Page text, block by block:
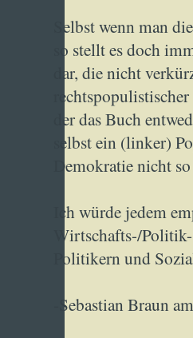
Selbst wenn man
so stellt es doch
dar, die nicht
der das Buch
selbst ein (linker)
Demokratie nicht
Ich würde jedem
Wirtschafts-/
Politikern und
-Sebastian Braun